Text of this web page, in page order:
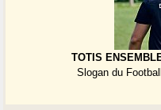
TOTIS
Slogan du